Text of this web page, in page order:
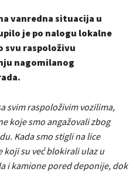
vanredna situacija u
je po nalogu lokalne
svu raspoloživu
nagomilanog
svim raspoloživim vozilima,
koje smo angažovali zbog
Kada smo stigli na lice
koji su već blokirali ulaz u
i kamione pored deponije, dok